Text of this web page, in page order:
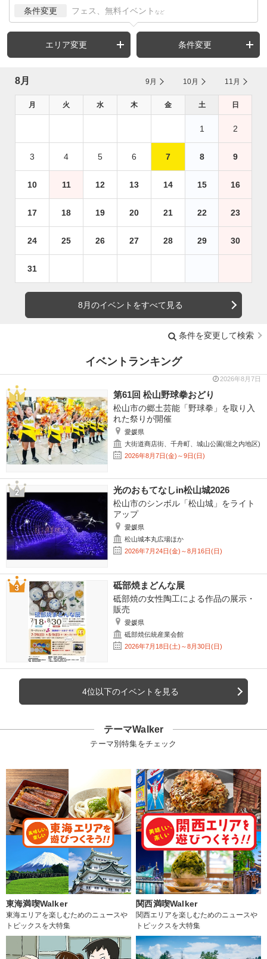
条件変更 フェス、無料イベント など
エリア変更 条件変更
8月 9月 10月 11月
月 火 水 木 金 土 日
1 2
3 4 5 6 7 8 9
10 11 12 13 14 15 16
17 18 19 20 21 22 23
24 25 26 27 28 29 30
31
8月のイベントをすべて見る
条件を変更して検索
イベントランキング
2026年8月7日
第61回 松山野球拳おどり
松山市の郷土芸能「野球拳」を取り入
れた祭りが開催
愛媛県
大街道商店街、千舟町、城山公園(堀之内地区)
2026年8月7日(金)～9日(日)
光のおもてなしin松山城2026
松山市のシンボル「松山城」をライト
アップ
愛媛県
松山城本丸広場ほか
2026年7月24日(金)～8月16日(日)
砥部焼まどんな展
砥部焼の女性陶工による作品の展示・
販売
愛媛県
砥部焼伝統産業会館
2026年7月18日(土)～8月30日(日)
4位以下のイベントを見る
テーマWalker
テーマ別特集をチェック
東海満喫Walker
東海エリアを楽しむためのニュースや
トピックスを大特集
関西満喫Walker
関西エリアを楽しむためのニュースや
トピックスを大特集